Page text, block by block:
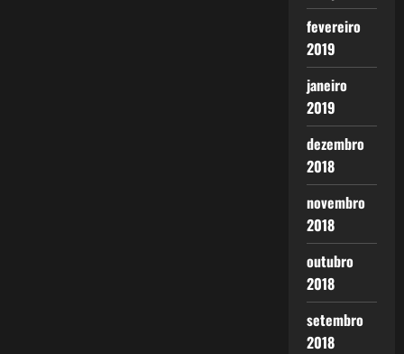
fevereiro
2019
janeiro
2019
dezembro
2018
novembro
2018
outubro
2018
setembro
2018